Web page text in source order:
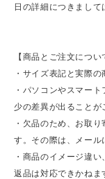
日の詳細につきまして
【商品とご注文につい
・サイズ表記と実際
・パソコンやスマー
少の差異が出ることが
・欠品のため、お取
す。その際は、メール
・商品のイメージ違
返品は対応できかねま